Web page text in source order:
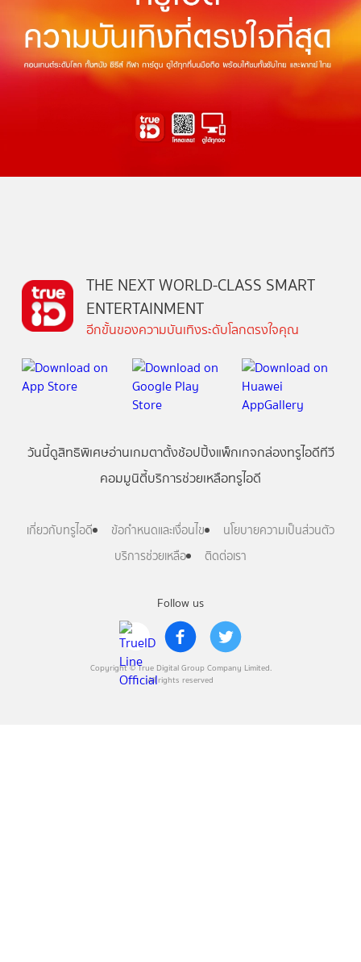
Follow us
Copyright © True Digital Group Company Limited.
All rights reserved
THE NEXT WORLD-CLASS SMART
ENTERTAINMENT
อีกขั้นของความบันเทิงระดับโลกตรงใจคุณ
วันนี้ดูสิทธิพิเศษอ่านเกมตาตั้งช้อปปิ้งแพ็กเกจกล่องทรูไอดีทีวี
คอมมูนิตี้บริการช่วยเหลือทรูไอดี
เกี่ยวกับทรูไอดี ข้อกำหนดและเงื่อนไข
นโยบายความเป็นส่วนตัว
บริการช่วยเหลือ
ติดต่อเรา